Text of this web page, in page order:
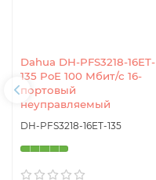
Dahua DH-PFS3218-16ET-
135 PoE 100 Мбит/с 16-
портовый
неуправляемый
DH-PFS3218-16ET-135